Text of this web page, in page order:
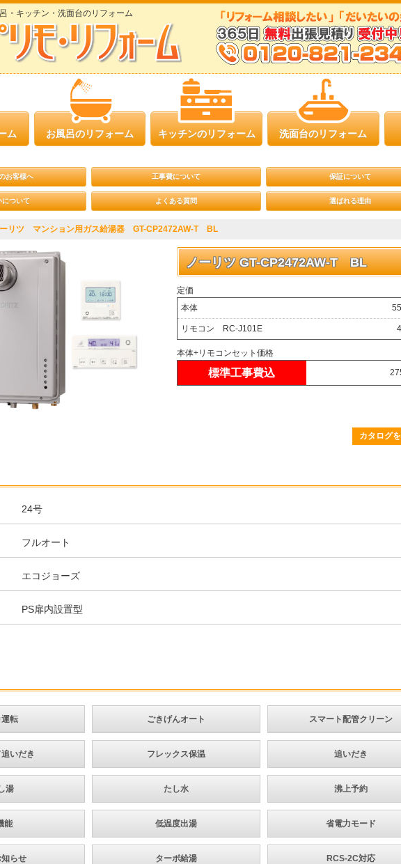
・キッチン・洗面台のリフォーム
ム お風呂のリフォーム キッチンのリフォーム 洗面台のリフォーム
お客様へ 工事費について 保証について
について よくある質問 選ばれる理由
リツ マンション用ガス給湯器 GT-CP2472AW-T BL
ノーリツ GT-CP2472AW-T BL
定価
本体
リモコン RC-J101E
本体+リモコンセット価格
標準工事費込
カタログ
24号
フルオート
エコジョーズ
PS扉内設置型
転 ごきげんオート スマート配管クリーン
いだき フレックス保温 追いだき
湯 たし水 沸上予約
能 低温度出湯 省電力モード
らせ ターボ給湯 RCS-2C対応